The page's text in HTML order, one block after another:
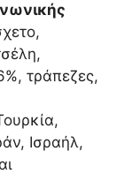
τράπεζες,
Ισραήλ,